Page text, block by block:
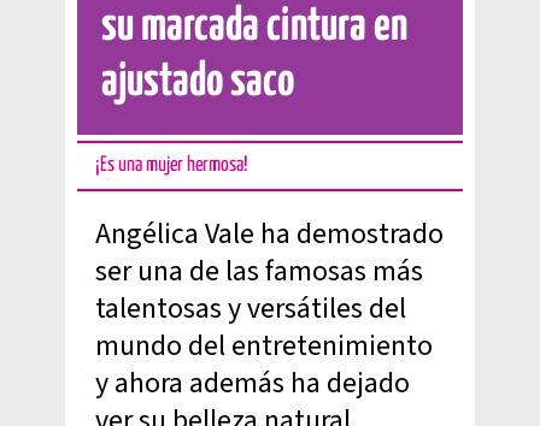
su marcada cintura en
ajustado saco
¡Es una mujer hermosa!
Angélica Vale ha demostrado
ser una de las famosas más
talentosas y versátiles del
mundo del entretenimiento
y ahora además ha dejado